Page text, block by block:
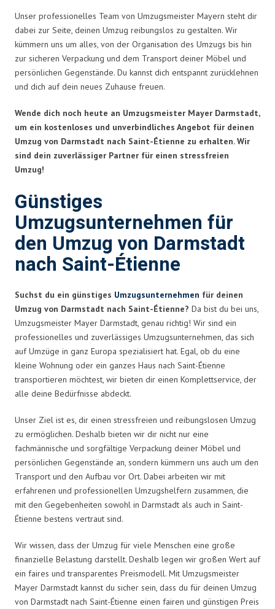
Unser professionelles Team von Umzugsmeister Mayern steht dir
dabei zur Seite, deinen Umzug reibungslos zu gestalten. Wir
kümmern uns um alles, von der Organisation des Umzugs bis hin
zur sicheren Verpackung und dem Transport deiner Möbel und
persönlichen Gegenstände. Du kannst dich entspannt zurücklehnen
und dich auf dein neues Zuhause freuen.
Wende dich noch heute an Umzugsmeister Mayer Darmstadt,
um ein kostenloses und unverbindliches Angebot für deinen
Umzug von Darmstadt nach Saint-Étienne zu erhalten. Wir
sind dein zuverlässiger Partner für einen stressfreien
Umzug!
Günstiges
Umzugsunternehmen für
den Umzug von Darmstadt
nach Saint-Étienne
Suchst du ein günstiges Umzugsunternehmen für deinen
Umzug von Darmstadt nach Saint-Étienne? Da bist du bei uns,
Umzugsmeister Mayer Darmstadt, genau richtig! Wir sind ein
professionelles und zuverlässiges Umzugsunternehmen, das sich
auf Umzüge in ganz Europa spezialisiert hat. Egal, ob du eine
kleine Wohnung oder ein ganzes Haus nach Saint-Étienne
transportieren möchtest, wir bieten dir einen Komplettservice, der
alle deine Bedürfnisse abdeckt.
Unser Ziel ist es, dir einen stressfreien und reibungslosen Umzug
zu ermöglichen. Deshalb bieten wir dir nicht nur eine
fachmännische und sorgfältige Verpackung deiner Möbel und
persönlichen Gegenstände an, sondern kümmern uns auch um den
Transport und den Aufbau vor Ort. Dabei arbeiten wir mit
erfahrenen und professionellen Umzugshelfern zusammen, die
mit den Gegebenheiten sowohl in Darmstadt als auch in Saint-
Étienne bestens vertraut sind.
Wir wissen, dass der Umzug für viele Menschen eine große
finanzielle Belastung darstellt. Deshalb legen wir großen Wert auf
ein faires und transparentes Preismodell. Mit Umzugsmeister
Mayer Darmstadt kannst du sicher sein, dass du für deinen Umzug
von Darmstadt nach Saint-Étienne einen fairen und günstigen Preis